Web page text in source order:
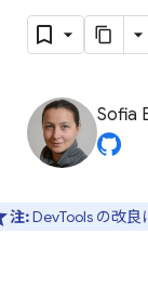
Sofia
注:DevTools の改良